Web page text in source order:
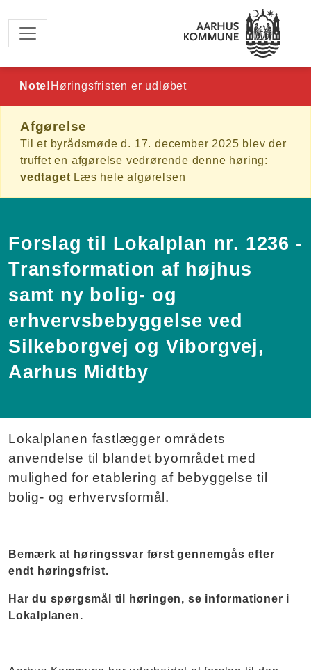
Note! Høringsfristen er udløbet
Afgørelse
Til et byrådsmøde d. 17. december 2025 blev der
truffet en afgørelse vedrørende denne høring:
vedtaget Læs hele afgørelsen
Forslag til Lokalplan nr. 1236 -
Transformation af højhus
samt ny bolig- og
erhvervsbebyggelse ved
Silkeborgvej og Viborgvej,
Aarhus Midtby
Lokalplanen fastlægger områdets
anvendelse til blandet byområdet med
mulighed for etablering af bebyggelse til
bolig- og erhvervsformål.
Bemærk at høringssvar først gennemgås efter
endt høringsfrist.
Har du spørgsmål til høringen, se informationer i
Lokalplanen.